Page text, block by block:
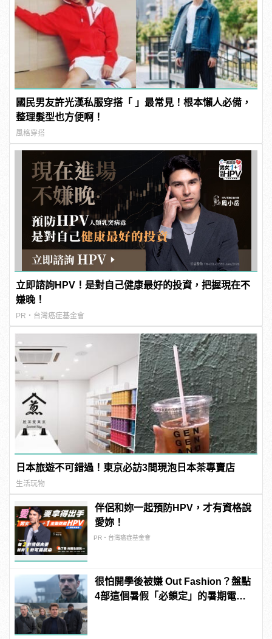
國民男友許光漢私服穿搭「 」最常見！根本懶人必備，
整理髮型也方便啊！
風格穿搭
立即諮詢HPV！是對自己健康最好的投資，把握現在不
嫌晚！
PR・台灣癌症基金會
日本旅遊不可錯過！東京必訪3間現泡日本茶專賣店
生活玩物
伴侶和妳一起預防HPV，才有資格說
愛妳！
PR・台灣癌症基金會
很怕開學後被嫌 Out Fashion？盤點
4部這個暑假「必鎖定」的暑期電